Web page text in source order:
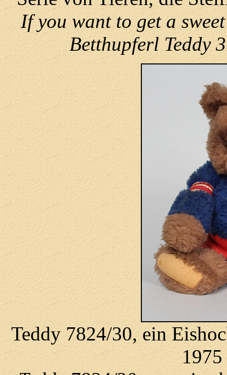
If you want to get a
Betthupferl Teddy
Teddy 7824/30, ein